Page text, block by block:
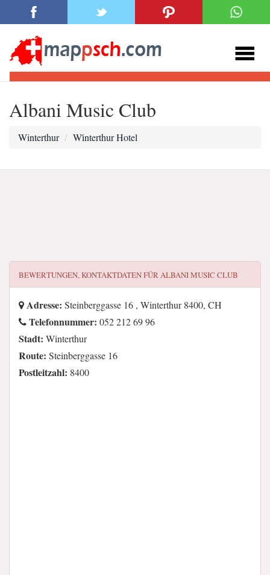
Albani Music Club
Winterthur Wi̇nterthur Hotel
BEWERTUNGEN, KONTAKTDATEN FÜRALBANI MUSIC CLUB
Adresse: Steinberggasse 16 , Winterthur 8400, CH
Telefonnummer: 052 212 69 96
Stadt: Winterthur
Route: Steinberggasse 16
Postleitzahl: 8400